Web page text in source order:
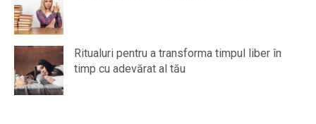
Ritualuri pentru a transforma timpul liber în
timp cu adevărat al tău